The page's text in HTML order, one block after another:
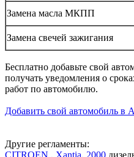
Замена масла МКПП
Замена свечей зажигания
Бесплатно добавьте свой
получать уведомления о
работ по автомобилю.
Добавить свой автомобиль в
Другие регламенты:
CITROEN , Xantia, 2000